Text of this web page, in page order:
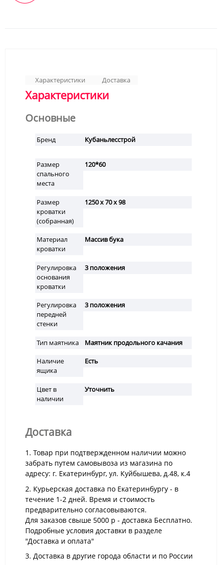
Характеристики Доставка
Характеристики
Основные
Бренд Кубаньлесстрой
Размер
спального
места
120*60
Размер
кроватки
(собранная)
1250 х 70 х 98
Материал
кроватки
Массив бука
Регулировка
основания
кроватки
3 положения
Регулировка
передней
стенки
3 положения
Тип маятника Маятник продольного качания
Наличие
ящика
Есть
Цвет в
наличии
Уточнить
Доставка
1. Товар при подтвержденном наличии можно
забрать путем самовывоза из магазина по
адресу: г. Екатеринбург, ул. Куйбышева, д.48, к.4
2. Курьерская доставка по Екатеринбургу - в
течение 1-2 дней. Время и стоимость
предварительно согласовываются.
Для заказов свыше 5000 р - доставка Бесплатно.
Подробные условия доставки в разделе
"Доставка и оплата"
3. Доставка в другие города области и по России